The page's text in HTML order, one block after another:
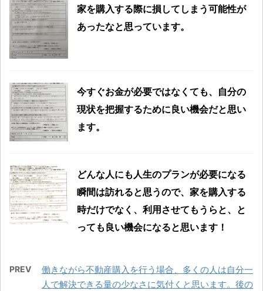
家を購入する際に損してしまう可能性が
あったなと思っています。
今すぐお金が必要ではなくても、自分の
現状を把握するために良い機会だと思い
ます。
どんな人にも人生のプランが必要になる
瞬間は訪れると思うので、家を購入する
時だけでなく、利用させてもうらと、と
っても良い機会になると思います！
PREV
働きながら不動産購入を行う場合、多くの人は自分一
人で解決できる量の少なさに気付くと思います。後の